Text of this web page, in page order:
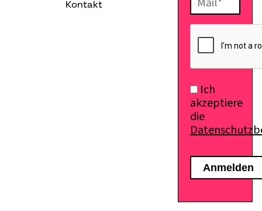
Kontakt
Ich
akzeptiere
die